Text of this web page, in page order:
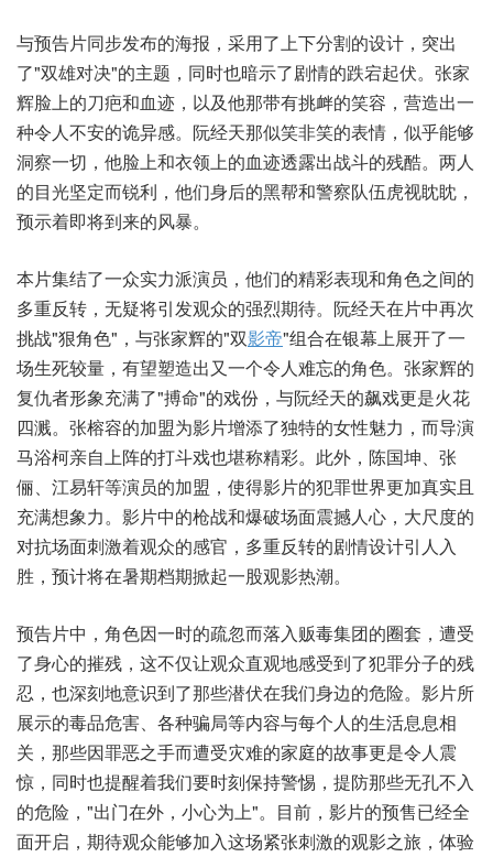
与预告片同步发布的海报，采用了上下分割的设计，突出
了"双雄对决"的主题，同时也暗示了剧情的跌宕起伏。张家
辉脸上的刀疤和血迹，以及他那带有挑衅的笑容，营造出一
种令人不安的诡异感。阮经天那似笑非笑的表情，似乎能够
洞察一切，他脸上和衣领上的血迹透露出战斗的残酷。两人
的目光坚定而锐利，他们身后的黑帮和警察队伍虎视眈眈，
预示着即将到来的风暴。
本片集结了一众实力派演员，他们的精彩表现和角色之间的
多重反转，无疑将引发观众的强烈期待。阮经天在片中再次
挑战"狠角色"，与张家辉的"双影帝"组合在银幕上展开了一
场生死较量，有望塑造出又一个令人难忘的角色。张家辉的
复仇者形象充满了"搏命"的戏份，与阮经天的飙戏更是火花
四溅。张榕容的加盟为影片增添了独特的女性魅力，而导演
马浴柯亲自上阵的打斗戏也堪称精彩。此外，陈国坤、张
俪、江易轩等演员的加盟，使得影片的犯罪世界更加真实且
充满想象力。影片中的枪战和爆破场面震撼人心，大尺度的
对抗场面刺激着观众的感官，多重反转的剧情设计引人入
胜，预计将在暑期档期掀起一股观影热潮。
预告片中，角色因一时的疏忽而落入贩毒集团的圈套，遭受
了身心的摧残，这不仅让观众直观地感受到了犯罪分子的残
忍，也深刻地意识到了那些潜伏在我们身边的危险。影片所
展示的毒品危害、各种骗局等内容与每个人的生活息息相
关，那些因罪恶之手而遭受灾难的家庭的故事更是令人震
惊，同时也提醒着我们要时刻保持警惕，提防那些无孔不入
的危险，"出门在外，小心为上"。目前，影片的预售已经全
面开启，期待观众能够加入这场紧张刺激的观影之旅，体验